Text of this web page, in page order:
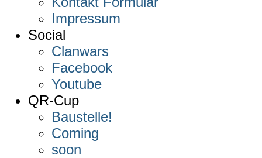
Impressum
Social
Clanwars
Facebook
Youtube
QR-Cup
Baustelle!
Coming
soon